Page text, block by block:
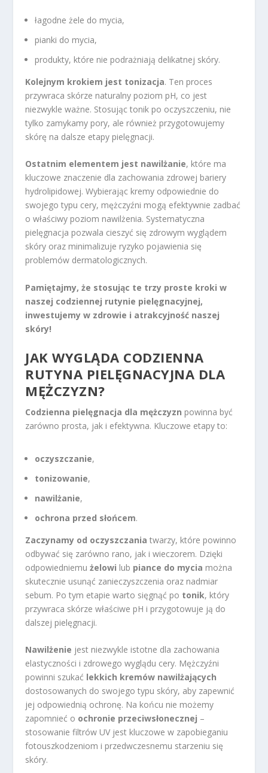
łagodne żele do mycia,
pianki do mycia,
produkty, które nie podrażniają delikatnej skóry.
Kolejnym krokiem jest tonizacja. Ten proces
przywraca skórze naturalny poziom pH, co jest
niezwykle ważne. Stosując tonik po oczyszczeniu, nie
tylko zamykamy pory, ale również przygotowujemy
skórę na dalsze etapy pielęgnacji.
Ostatnim elementem jest nawilżanie, które ma
kluczowe znaczenie dla zachowania zdrowej bariery
hydrolipidowej. Wybierając kremy odpowiednie do
swojego typu cery, mężczyźni mogą efektywnie zadbać
o właściwy poziom nawilżenia. Systematyczna
pielęgnacja pozwala cieszyć się zdrowym wyglądem
skóry oraz minimalizuje ryzyko pojawienia się
problemów dermatologicznych.
Pamiętajmy, że stosując te trzy proste kroki w
naszej codziennej rutynie pielęgnacyjnej,
inwestujemy w zdrowie i atrakcyjność naszej
skóry!
JAK WYGLĄDA CODZIENNA
RUTYNA PIELĘGNACYJNA DLA
MĘŻCZYZN?
Codzienna pielęgnacja dla mężczyzn powinna być
zarówno prosta, jak i efektywna. Kluczowe etapy to:
oczyszczanie,
tonizowanie,
nawilżanie,
ochrona przed słońcem.
Zaczynamy od oczyszczania twarzy, które powinno
odbywać się zarówno rano, jak i wieczorem. Dzięki
odpowiedniemużelowi lub piance do mycia można
skutecznie usunąć zanieczyszczenia oraz nadmiar
sebum. Po tym etapie warto sięgnąć po tonik, który
przywraca skórze właściwe pH i przygotowuje ją do
dalszej pielęgnacji.
Nawilżenie jest niezwykle istotne dla zachowania
elastyczności i zdrowego wyglądu cery. Mężczyźni
powinni szukać lekkich kremów nawilżających
dostosowanych do swojego typu skóry, aby zapewnić
jej odpowiednią ochronę. Na końcu nie możemy
zapomnieć o ochronie przeciwsłonecznej –
stosowanie filtrów UV jest kluczowe w zapobieganiu
fotouszkodzeniom i przedwczesnemu starzeniu się
skóry.